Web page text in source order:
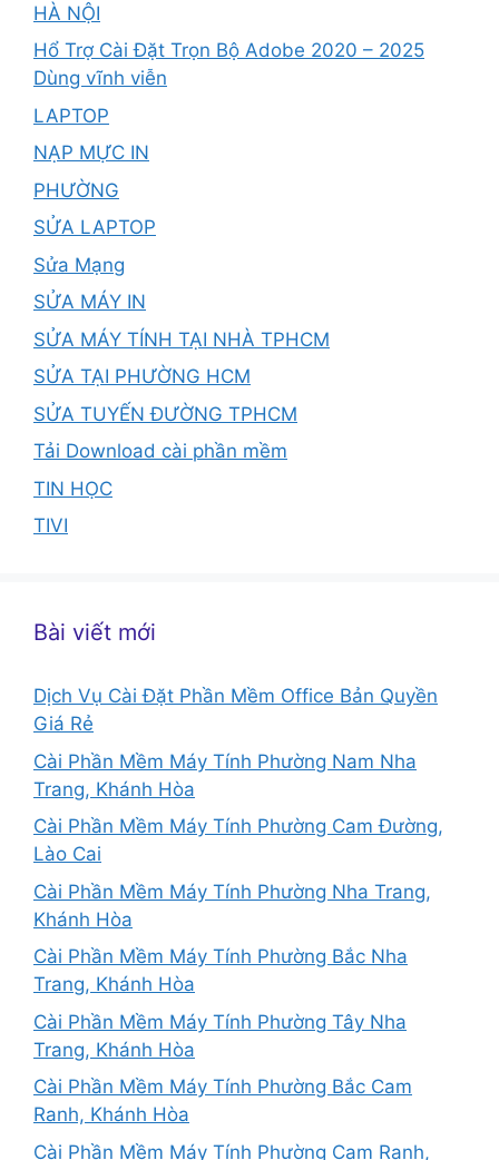
HÀ NỘI
Hổ Trợ Cài Đặt Trọn Bộ Adobe 2020 – 2025
Dùng vĩnh viễn
LAPTOP
NẠP MỰC IN
PHƯỜNG
SỬA LAPTOP
Sửa Mạng
SỬA MÁY IN
SỬA MÁY TÍNH TẠI NHÀ TPHCM
SỬA TẠI PHƯỜNG HCM
SỬA TUYẾN ĐƯỜNG TPHCM
Tải Download cài phần mềm
TIN HỌC
TIVI
Bài viết mới
Dịch Vụ Cài Đặt Phần Mềm Office Bản Quyền
Giá Rẻ
Cài Phần Mềm Máy Tính Phường Nam Nha
Trang, Khánh Hòa
Cài Phần Mềm Máy Tính Phường Cam Đường,
Lào Cai
Cài Phần Mềm Máy Tính Phường Nha Trang,
Khánh Hòa
Cài Phần Mềm Máy Tính Phường Bắc Nha
Trang, Khánh Hòa
Cài Phần Mềm Máy Tính Phường Tây Nha
Trang, Khánh Hòa
Cài Phần Mềm Máy Tính Phường Bắc Cam
Ranh, Khánh Hòa
Cài Phần Mềm Máy Tính Phường Cam Ranh,